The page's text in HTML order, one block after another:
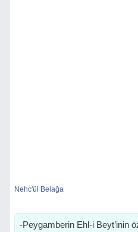
Nehc'ül Belağa
-Peygamberin Ehl-i Beyt’inin